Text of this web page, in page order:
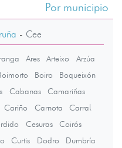
Por municipio
- Cee
Ares Arteixo
Arzúa
Boiro
Boqueixón
Cabanas
Camariñas
Cariño Carnota
Carral
Cesuras
Coirós
Curtis Dodro
Dumbría